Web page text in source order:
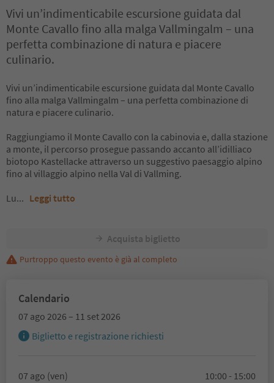
Vivi un’indimenticabile escursione guidata dal
Monte Cavallo fino alla malga Vallmingalm – una
perfetta combinazione di natura e piacere
culinario.
Vivi un’indimenticabile escursione guidata dal Monte Cavallo
fino alla malga Vallmingalm – una perfetta combinazione di
natura e piacere culinario.
Raggiungiamo il Monte Cavallo con la cabinovia e, dalla stazione
a monte, il percorso prosegue passando accanto all’idilliaco
biotopo Kastellacke attraverso un suggestivo paesaggio alpino
fino al villaggio alpino nella Val di Vallming.
Lu... Leggi tutto
Acquista biglietto
Purtroppo questo evento è già al completo
Calendario
07 ago 2026 – 11 set 2026
Biglietto e registrazione richiesti
07 ago (ven)
10:00 - 15:00